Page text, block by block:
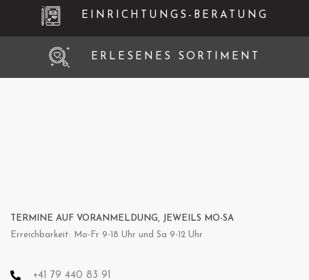
EINRICHTUNGS-BERATUNG
ERLESENES SORTIMENT
TERMINE AUF VORANMELDUNG, JEWEILS MO-SA
Erreichbarkeit: Mo-Fr 9-18 Uhr und Sa 9-12 Uhr
+41 79 440 83 91